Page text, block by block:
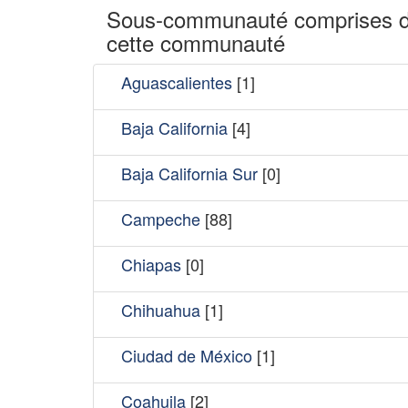
Sous-communauté comprises
cette communauté
Aguascalientes [1]
Baja California [4]
Baja California Sur [0]
Campeche [88]
Chiapas [0]
Chihuahua [1]
Ciudad de México [1]
Coahuila [2]